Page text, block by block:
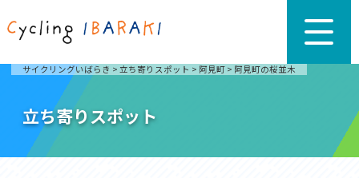
サイクリングいばらき > 立ち寄りスポット > 阿見町 > 阿見町の桜並木
立ち寄りスポット